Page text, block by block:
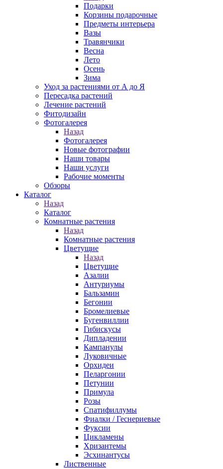
Подарки
Корзины подарочные
Предметы интерьера
Вазы
Травянчики
Весна
Лето
Осень
Зима
Уход за растениями от А до Я
Пересадка растений
Лечение растений
Фитодизайн
Фотогалерея
Назад
Фотогалерея
Новые фотографии
Наши товары
Наши услуги
Рабочие моменты
Обзоры
Каталог
Назад
Каталог
Комнатные растения
Назад
Комнатные растения
Цветущие
Назад
Цветущие
Азалии
Антуриумы
Бальзамин
Бегонии
Бромелиевые
Бугенвиллии
Гибискусы
Дипладении
Кампанулы
Луковичные
Орхидеи
Пеларгонии
Петунии
Примула
Розы
Спатифиллумы
Фиалки / Геснериевые
Фуксии
Цикламены
Хризантемы
Эсхинантусы
Лиственные